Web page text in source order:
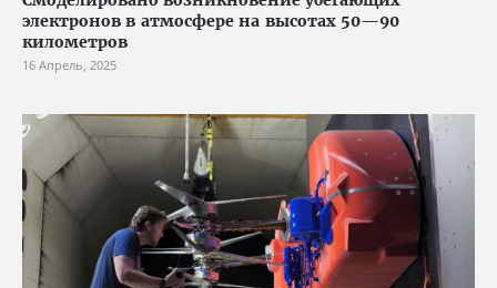
электронов в атмосфере на высотах 50—90
километров
16 Апрель, 2025